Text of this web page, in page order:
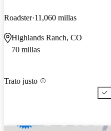
Roadster 11,060 millas
Highlands Ranch, CO
70 millas
Trato justo